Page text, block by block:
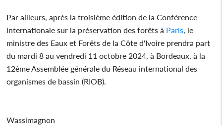
Par ailleurs, après la troisième édition de la Conférence
internationale sur la préservation des forêts à Paris , le
ministre des Eaux et Forêts de la Côte d'Ivoire prendra part
du mardi 8 au vendredi 11 octobre 2024, à Bordeaux, à la
12ème Assemblée générale du Réseau international des
organismes de bassin (RIOB).
Wassimagnon